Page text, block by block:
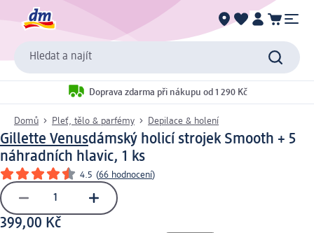
Hledat a najít
Doprava zdarma při nákupu od 1 290 Kč
Domů Pleť, tělo & parfémy Depilace & holení
Gillette Venusdámský holicí strojek Smooth + 5
náhradních hlavic, 1 ks
4.5 (66 hodnocení)
399,00 Kč